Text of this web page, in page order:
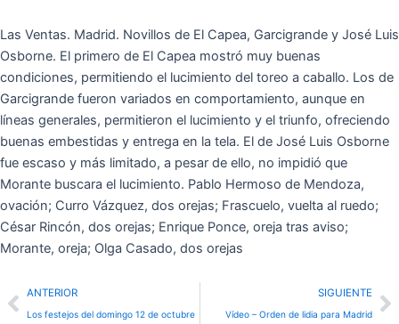
Las Ventas. Madrid. Novillos de El Capea, Garcigrande y José Luis
Osborne. El primero de El Capea mostró muy buenas
condiciones, permitiendo el lucimiento del toreo a caballo. Los de
Garcigrande fueron variados en comportamiento, aunque en
líneas generales, permitieron el lucimiento y el triunfo, ofreciendo
buenas embestidas y entrega en la tela. El de José Luis Osborne
fue escaso y más limitado, a pesar de ello, no impidió que
Morante buscara el lucimiento. Pablo Hermoso de Mendoza,
ovación; Curro Vázquez, dos orejas; Frascuelo, vuelta al ruedo;
César Rincón, dos orejas; Enrique Ponce, oreja tras aviso;
Morante, oreja; Olga Casado, dos orejas
Prev
ANTERIOR
Los festejos del domingo 12 de octubre
SIGUIENTE
Vídeo – Orden de lidia para Madrid